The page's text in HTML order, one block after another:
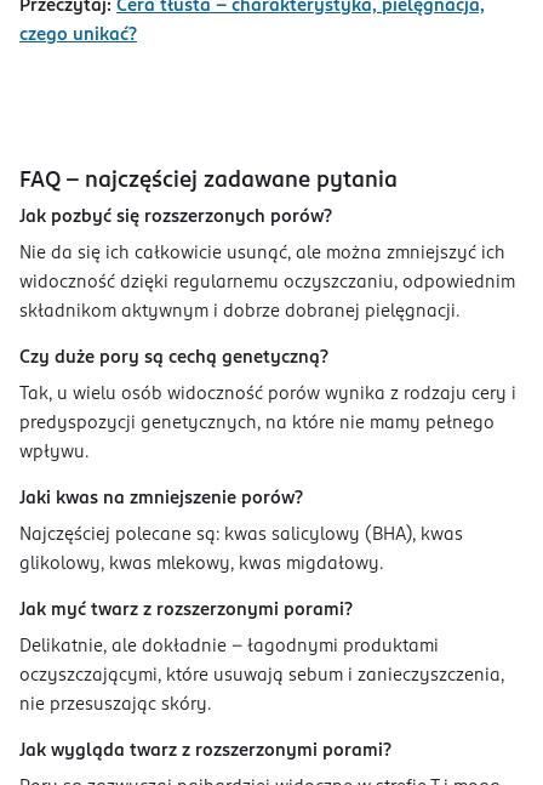
Przeczytaj: Cera tłusta – charakterystyka, pielęgnacja,
czego unikać?
FAQ – najczęściej zadawane pytania
Jak pozbyć się rozszerzonych porów?
Nie da się ich całkowicie usunąć, ale można zmniejszyć ich
widoczność dzięki regularnemu oczyszczaniu, odpowiednim
składnikom aktywnym i dobrze dobranej pielęgnacji.
Czy duże pory są cechą genetyczną?
Tak, u wielu osób widoczność porów wynika z rodzaju cery i
predyspozycji genetycznych, na które nie mamy pełnego
wpływu.
Jaki kwas na zmniejszenie porów?
Najczęściej polecane są: kwas salicylowy (BHA), kwas
glikolowy, kwas mlekowy, kwas migdałowy.
Jak myć twarz z rozszerzonymi porami?
Delikatnie, ale dokładnie – łagodnymi produktami
oczyszczającymi, które usuwają sebum i zanieczyszczenia,
nie przesuszając skóry.
Jak wygląda twarz z rozszerzonymi porami?